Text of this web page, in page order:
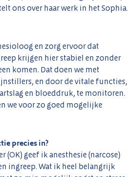
ons over haar werk in het Sophia.
en zorg ervoor dat
krijgen hier stabiel en zonder
komen. Dat doen we met
en door de vitale functies,
en bloeddruk, te monitoren.
we voor zo goed mogelijke
precies in?
(OK) geef ik anesthesie (narcose)
ingreep. Wat ik heel belangrijk